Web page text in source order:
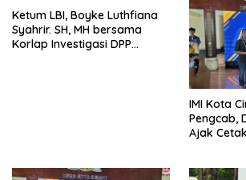
Ketum LBI, Boyke Luthfiana
Syahrir. SH, MH bersama
Korlap Investigasi DPP
IMI Kota
Pengcab,
Ajak